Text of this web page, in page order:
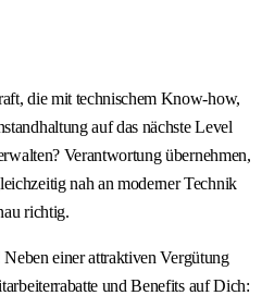
die mit technischem Know-how,
auf das nächste Level
Verantwortung übernehmen,
nah an moderner Technik
richtig.
einer attraktiven Vergütung
und Benefits auf Dich: